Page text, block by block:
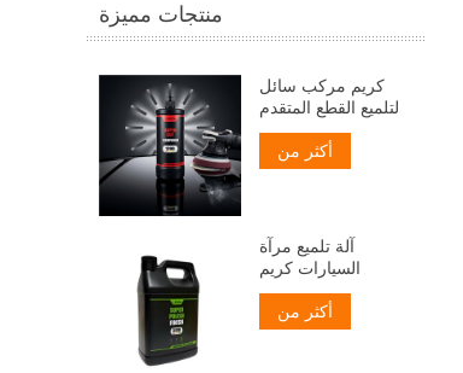
منتجات مميزة
كريم مركب سائل
لتلميع القطع المتقدم
أكثر من
آلة تلميع مرآة
السيارات كريم
أكثر من